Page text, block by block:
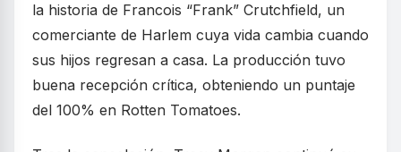
la historia de Francois “Frank” Crutchfield, un
comerciante de Harlem cuya vida cambia cuando
sus hijos regresan a casa. La producción tuvo
buena recepción crítica, obteniendo un puntaje
del 100% en Rotten Tomatoes.